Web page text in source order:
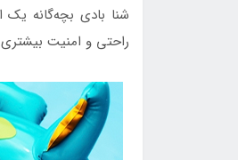
شنا بادی بچه‌گانه
راحتی و امنیت